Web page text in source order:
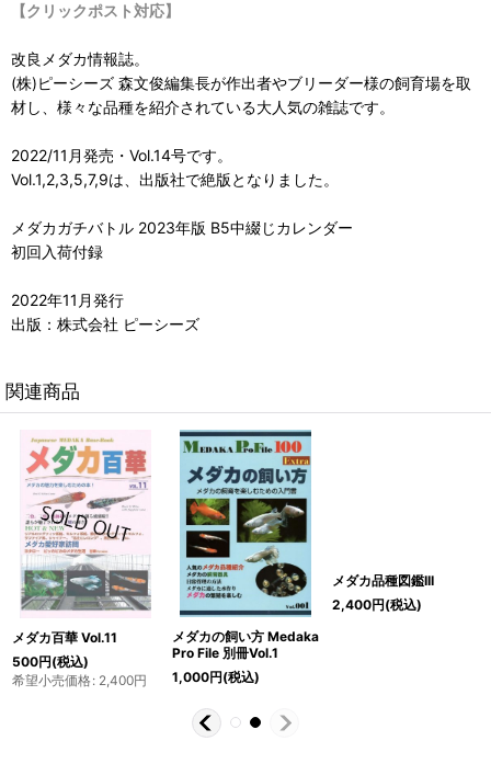
【クリックポスト対応】
改良メダカ情報誌。
(株)ピーシーズ 森文俊編集長が作出者やブリーダー様の飼育場を取
材し、様々な品種を紹介されている大人気の雑誌です。
2022/11月発売・Vol.14号です。
Vol.1,2,3,5,7,9は、出版社で絶版となりました。
メダカガチバトル 2023年版 B5中綴じカレンダー
初回入荷付録
2022年11月発行
出版：株式会社 ピーシーズ
関連商品
メダカ百華 Vol.11
500円(税込)
希望小売価格: 2,400円
メダカの飼い方 Medaka
Pro File 別冊Vol.1
1,000円(税込)
メダカ品種図鑑III
2,400円(税込)